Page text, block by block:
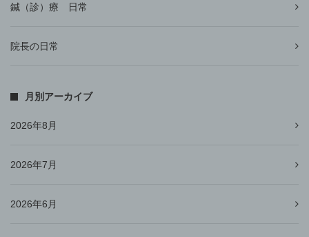
鍼（診）療 日常
院長の日常
月別アーカイブ
2026年8月
2026年7月
2026年6月